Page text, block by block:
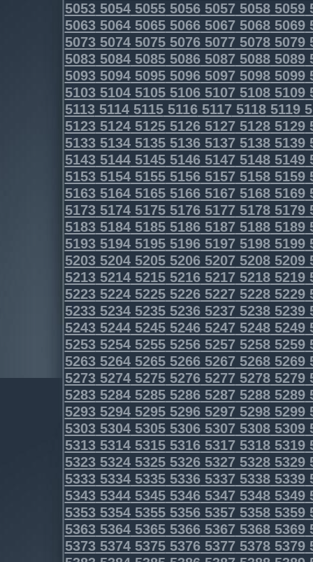
5053505450555056505750585059
5063506450655066506750685069
5073507450755076507750785079
5083508450855086508750885089
5093509450955096509750985099
5103510451055106510751085109
5113511451155116511751185119
5123512451255126512751285129
5133513451355136513751385139
5143514451455146514751485149
5153515451555156515751585159
5163516451655166516751685169
5173517451755176517751785179
5183518451855186518751885189
5193519451955196519751985199
5203520452055206520752085209
5213521452155216521752185219
5223522452255226522752285229
5233523452355236523752385239
5243524452455246524752485249
5253525452555256525752585259
5263526452655266526752685269
5273527452755276527752785279
5283528452855286528752885289
5293529452955296529752985299
5303530453055306530753085309
5313531453155316531753185319
5323532453255326532753285329
5333533453355336533753385339
5343534453455346534753485349
5353535453555356535753585359
5363536453655366536753685369
5373537453755376537753785379